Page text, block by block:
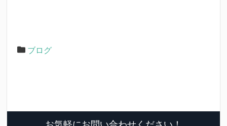
ブログ